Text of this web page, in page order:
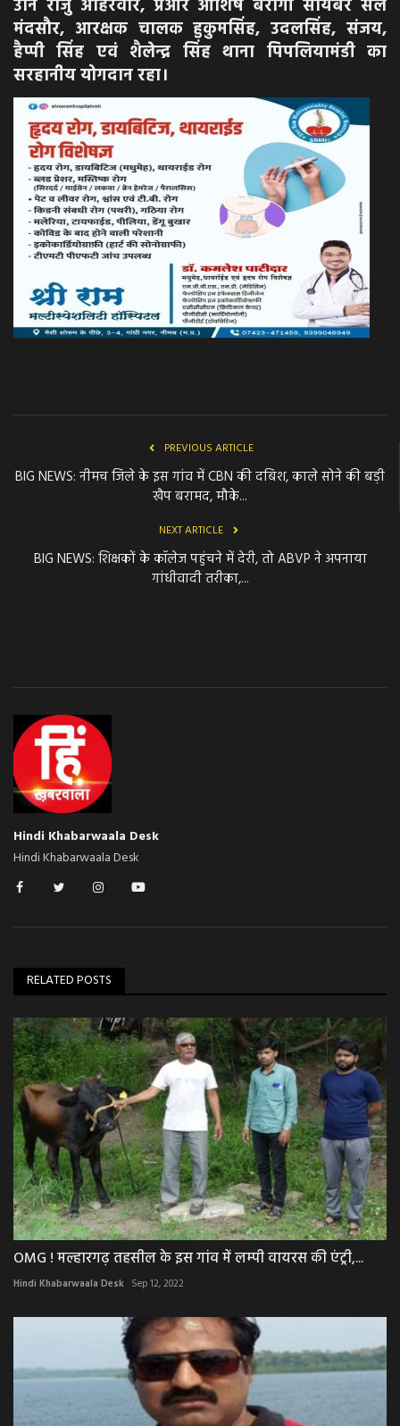
उनि राजु अहिरवार, प्रआर आशिष बैरागी सायबर सेल
मंदसौर, आरक्षक चालक हुकुमसिंह, उदलसिंह, संजय,
हैप्पी सिंह एवं शैलेन्द्र सिंह थाना पिपलियामंडी का
सरहानीय योगदान रहा।
PREVIOUS ARTICLE
BIG NEWS: नीमच जिले के इस गांव में CBN की दबिश, काले सोने की बड़ी
खैप बरामद, मौके...
NEXT ARTICLE
BIG NEWS: शिक्षकों के कॉलेज पहुंचने में देरी, तो ABVP ने अपनाया
गांधीवादी तरीका,...
Hindi Khabarwaala Desk
Hindi Khabarwaala Desk
RELATED POSTS
OMG ! मल्हारगढ़ तहसील के इस गांव में लम्पी वायरस की एंट्री,...
Hindi Khabarwaala Desk Sep 12, 2022